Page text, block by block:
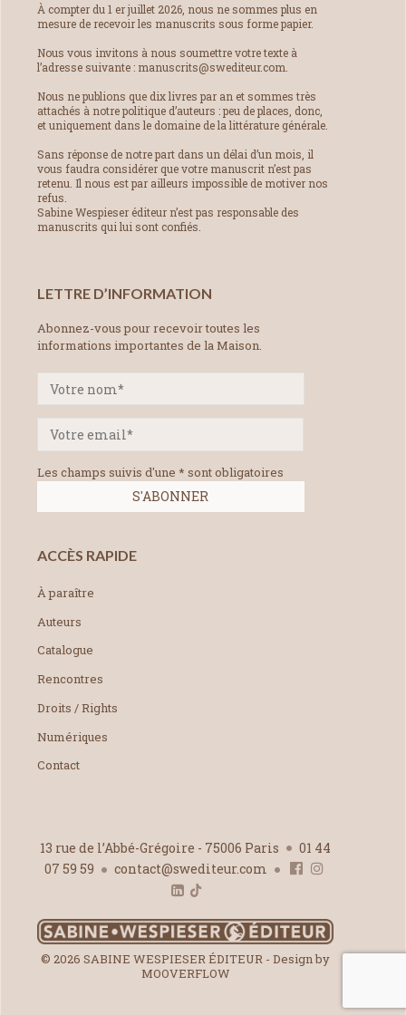
À compter du 1 er juillet 2026, nous ne sommes plus en
mesure de recevoir les manuscrits sous forme papier.
Nous vous invitons à nous soumettre votre texte à
l’adresse suivante : manuscrits@swediteur.com.
Nous ne publions que dix livres par an et sommes très
attachés à notre politique d’auteurs : peu de places, donc,
et uniquement dans le domaine de la littérature générale.
Sans réponse de notre part dans un délai d’un mois, il
vous faudra considérer que votre manuscrit n’est pas
retenu. Il nous est par ailleurs impossible de motiver nos
refus.
Sabine Wespieser éditeur n’est pas responsable des
manuscrits qui lui sont confiés.
LETTRE D’INFORMATION
Abonnez-vous pour recevoir toutes les
informations importantes de la Maison.
Les champs suivis d'une * sont obligatoires
ACCÈS RAPIDE
À paraître
Auteurs
Catalogue
Rencontres
Droits / Rights
Numériques
Contact
13 rue de l’Abbé-Grégoire - 75006 Paris
01 44
07 59 59
contact@swediteur.com
© 2026 SABINE WESPIESER ÉDITEUR - Design by
MOOVERFLOW